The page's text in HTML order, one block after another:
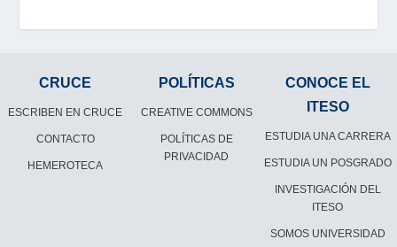
CRUCE
ESCRIBEN EN CRUCE
CONTACTO
HEMEROTECA
POLÍTICAS
CREATIVE COMMONS
POLÍTICAS DE
PRIVACIDAD
CONOCE EL
ITESO
ESTUDIA UNA CARRERA
ESTUDIA UN POSGRADO
INVESTIGACIÓN DEL
ITESO
SOMOS UNIVERSIDAD